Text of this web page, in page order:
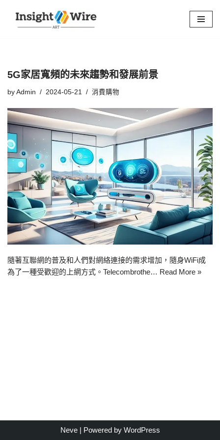
Skip
5G家居寬頻的未來趨勢和發展前景
by Admin 2024-05-21 消費購物
隨著互聯網的普及和人們對網絡連接的需求增加，隨身WiFi成
為了一種受歡迎的上網方式。Telecombrothe… Read More »
Neve| Powered by WordPress